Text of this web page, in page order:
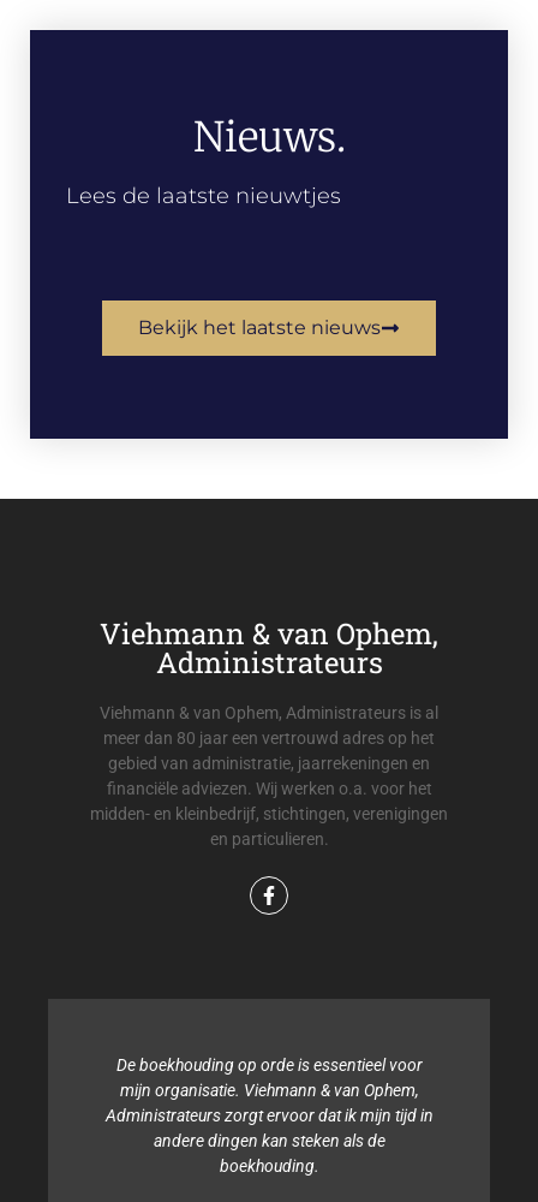
Nieuws.
Lees de laatste nieuwtjes
Bekijk het laatste nieuws
Viehmann & van Ophem,
Administrateurs
Viehmann & van Ophem, Administrateurs is al
meer dan 80 jaar een vertrouwd adres op het
gebied van administratie, jaarrekeningen en
financiële adviezen. Wij werken o.a. voor het
midden- en kleinbedrijf, stichtingen, verenigingen
en particulieren.
De boekhouding op orde is essentieel voor
mijn organisatie. Viehmann & van Ophem,
Administrateurs zorgt ervoor dat ik mijn tijd in
andere dingen kan steken als de
boekhouding.